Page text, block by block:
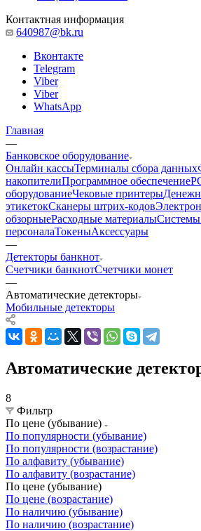
Контактная информация
640987@bk.ru
Вконтакте
Telegram
Viber
Viber
WhatsApp
Главная
—
Банковское оборудование
Онлайн кассыТерминалы сбора данных
накопителиПрограммное обеспечение
оборудованиеЧековые принтеры
этикетокСканеры штрих-кодов
обзорныеРасходные материалыСистемы
персоналаТокеныАксессуары
—
Детекторы банкнот
Счетчики банкнотСчетчики монет
—
Автоматические детекторы
Мобильные детекторы
Автоматические
8
Фильтр
По цене (убывание)
По популярности (убывание)
По популярности (возрастание)
По алфавиту (убывание)
По алфавиту (возрастание)
По цене (убывание)
По цене (возрастание)
По наличию (убывание)
По наличию (возрастание)